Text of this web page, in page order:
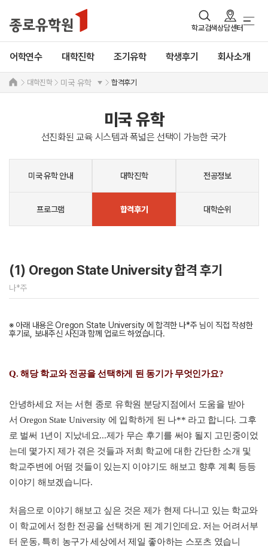
학교검색상담센터
어학연수 대학진학 조기유학 학생후기 회사소개
대학진학 미국 유학 합격후기
미국 유학
선진화된 교육 시스템과 폭넓은 선택이 가능한 국가
미국 유학 안내 대학진학 전공정보
프로그램 합격후기 대학순위
(1) Oregon State University 합격 후기
나*주
※ 아래 내용은 Oregon State University 에 합격한 나*주 님이 직접 작성한
후기로, 보내주신 사진과 함께 업로드 하였습니다.
Q. 해당 학교와 전공을 선택하게 된 동기가 무엇인가요?
안녕하세요 저는 서현 종로 유학원 분당지점에서 도움을 받아
서 Oregon State University 에 입학하게 된 나** 라고 합니다. 그후
로 벌써 1년이 지났네요...제가 무슨 후기를 써야 될지 고민중이었
는데 몇가지 제가 겪은 것들과 저희 학교에 대한 간단한 소개 및
학교주변에 어떰 것들이 있는지 이야기도 해보고 향후 계획 등등
이야기 해보겠습니다.
처음으로 이야기 해보고 싶은 것은 제가 현제 다니고 있는 학교와
이 학교에서 정한 전공을 선택하게 된 계기인데요. 저는 어려서부
터 운동, 특히 농구가 세상에서 제일 좋아하는 스포츠 였습니